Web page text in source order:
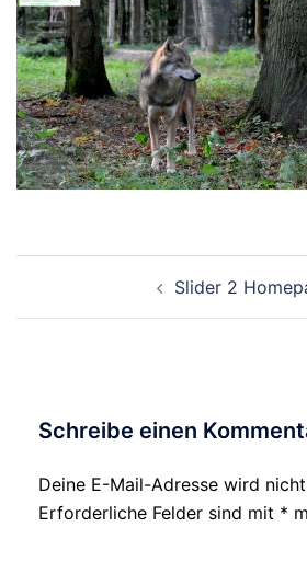
Slider 2
Schreibe einen
Deine E-Mail-Adresse wird
Erforderliche Felder sind mit *